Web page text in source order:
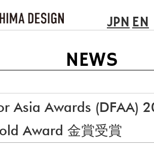
JPNEN
NEWS
Asia Awards (DFAA)
Award 金賞受賞